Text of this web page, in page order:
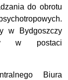
do obrotu
w Bydgoszczy
w postaci
Biura